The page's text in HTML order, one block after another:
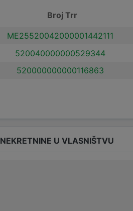
Broj Trr
ME25520042000001442111
520040000000529344
520000000000116863
NEKRETNINE U VLASNIŠTVU